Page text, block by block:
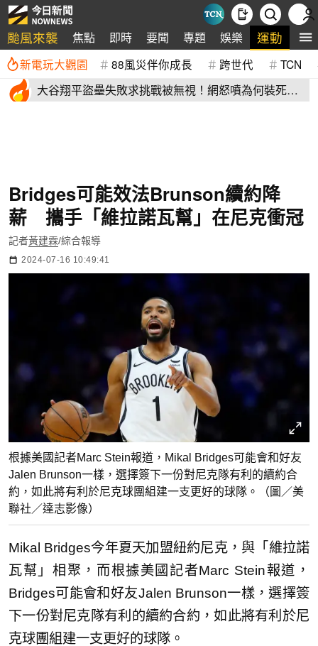
颱風來襲 焦點 即時 要聞 專題 娛樂 運動 全
新電玩大觀園 88風災伴你成長 跨世代 TCN
大谷翔平盜壘失敗求挑戰被無視！網怒噴為何裝死？
Bridges可能效法Brunson續約降
薪 攜手「維拉諾瓦幫」在尼克衝冠
記者黃建霖/綜合報導
2024-07-16 10:49:41
根據美國記者Marc Stein報道，Mikal Bridges可能會和好友
Jalen Brunson一樣，選擇簽下一份對尼克隊有利的續約合
約，如此將有利於尼克球團組建一支更好的球隊。（圖／美
聯社／達志影像）
Mikal Bridges今年夏天加盟紐約尼克，與「維拉諾
瓦幫」相聚，而根據美國記者Marc Stein報道，
Bridges可能會和好友Jalen Brunson一樣，選擇簽
下一份對尼克隊有利的續約合約，如此將有利於尼
克球團組建一支更好的球隊。